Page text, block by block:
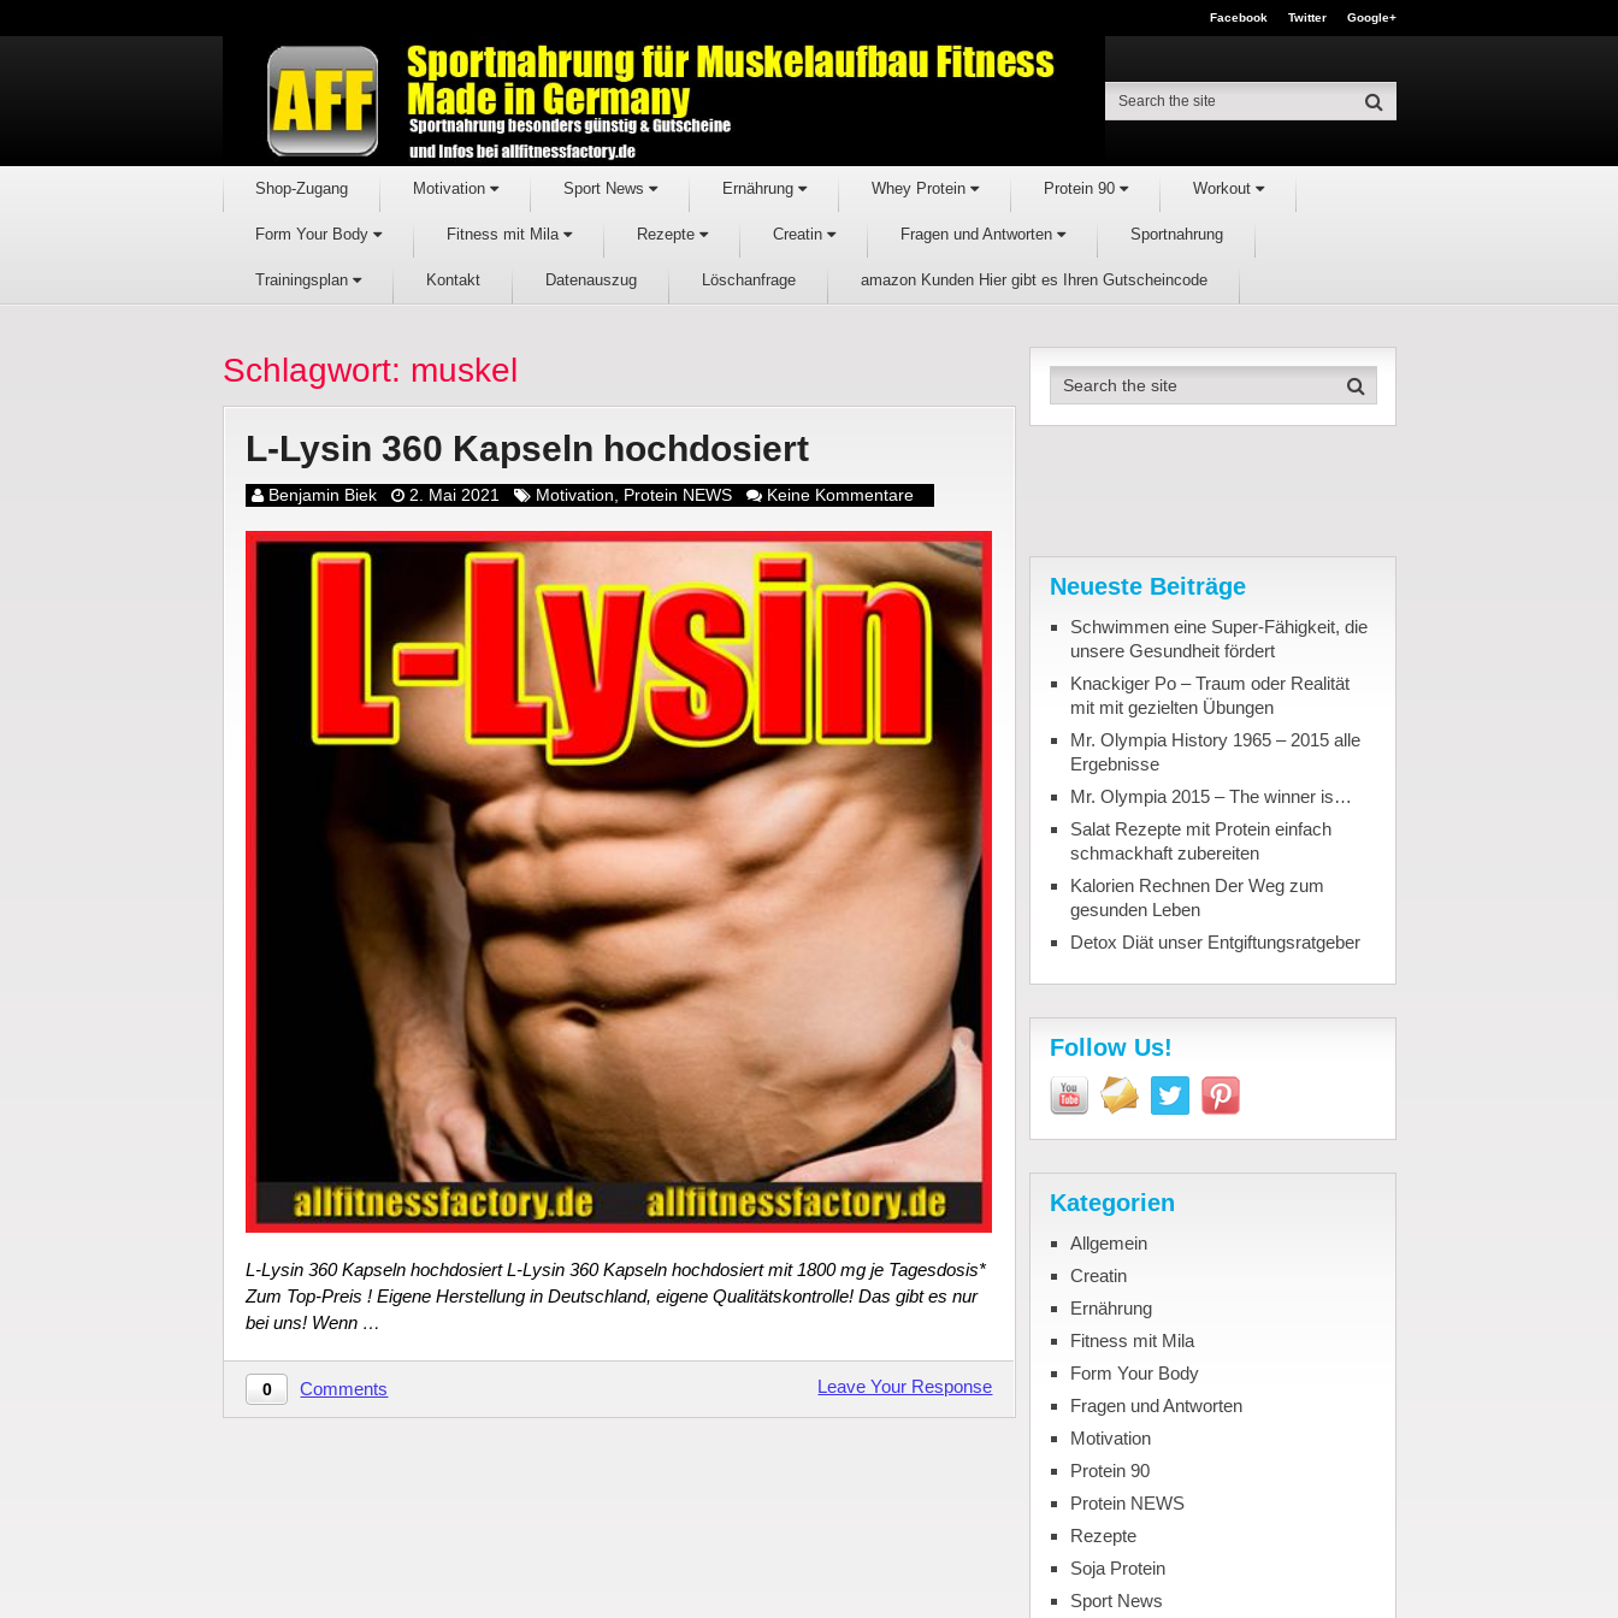
Facebook Twitter Google+
Shop-Zugang Motivation Sport News Ernährung Whey Protein Protein 90 Workout
Form Your Body Fitness mit Mila Rezepte Creatin Fragen und Antworten Sportnahrung
Trainingsplan Kontakt Datenauszug Löschanfrage amazon Kunden Hier gibt es Ihren Gutscheincode
Schlagwort: muskel
L-Lysin 360 Kapseln hochdosiert
Benjamin Biek 2. Mai 2021 Motivation Protein NEWS Keine Kommentare
L-Lysin 360 Kapseln hochdosiert L-Lysin 360 Kapseln hochdosiert mit 1800 mg je Tagesdosis*
Zum Top-Preis ! Eigene Herstellung in Deutschland, eigene Qualitätskontrolle! Das gibt es nur
bei uns! Wenn …
0 Comments Leave Your Response
Neueste Beiträge
Schwimmen eine Super-Fähigkeit, die
unsere Gesundheit fördert
Knackiger Po – Traum oder Realität
mit mit gezielten Übungen
Mr. Olympia History 1965 – 2015 alle
Ergebnisse
Mr. Olympia 2015 – The winner is…
Salat Rezepte mit Protein einfach
schmackhaft zubereiten
Kalorien Rechnen Der Weg zum
gesunden Leben
Detox Diät unser Entgiftungsratgeber
Follow Us!
Kategorien
Allgemein
Creatin
Ernährung
Fitness mit Mila
Form Your Body
Fragen und Antworten
Motivation
Protein 90
Protein NEWS
Rezepte
Soja Protein
Sport News